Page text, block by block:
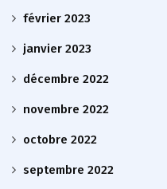
février 2023
janvier 2023
décembre 2022
novembre 2022
octobre 2022
septembre 2022